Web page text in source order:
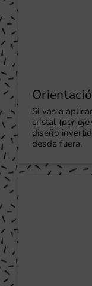
Si vas a
cristal (por
diseño
desde fuera.